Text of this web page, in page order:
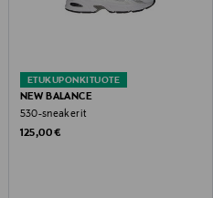
ETUKUPONKITUOTE
NEW BALANCE
530-sneakerit
Original Price
125,00 €